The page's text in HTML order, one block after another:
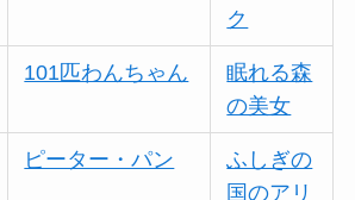
ク
101匹わんちゃん
眠れる森
の美女
ピーター・パン
ふしぎの
国のアリ